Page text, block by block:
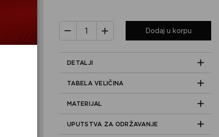
Dodaj u korpu
DETALJI
TABELA VELIČINA
MATERIJAL
UPUTSTVA ZA ODRŽAVANJE